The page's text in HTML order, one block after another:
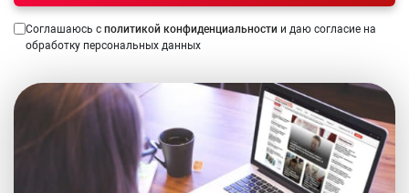
Соглашаюсь с политикой конфиденциальности и даю согласие на
обработку персональных данных